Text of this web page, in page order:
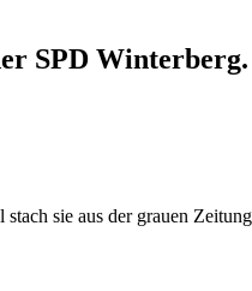
SPD Winterberg.
sie aus der grauen